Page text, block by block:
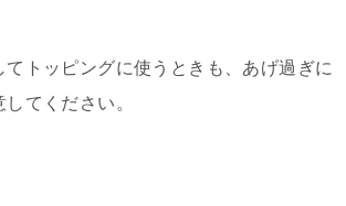
てトッピングに使うときも、あげ過ぎに
てください。